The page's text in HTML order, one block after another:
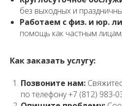
без выходных и
Работаем с физ. и юр.
помощь как частным
Как заказать услугу:
Позвоните нам:
по телефону +7 (812) 983-